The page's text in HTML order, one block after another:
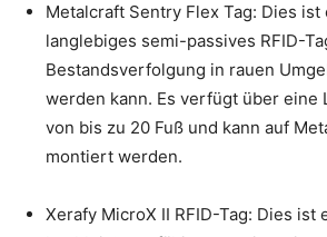
Metalcraft Sentry Flex Tag: Dies ist
langlebiges semi-passives RFID-
Bestandsverfolgung in rauen
werden kann. Es verfügt über eine
von bis zu 20 Fuß und kann auf
montiert werden.
Xerafy MicroX II RFID-Tag: Dies ist